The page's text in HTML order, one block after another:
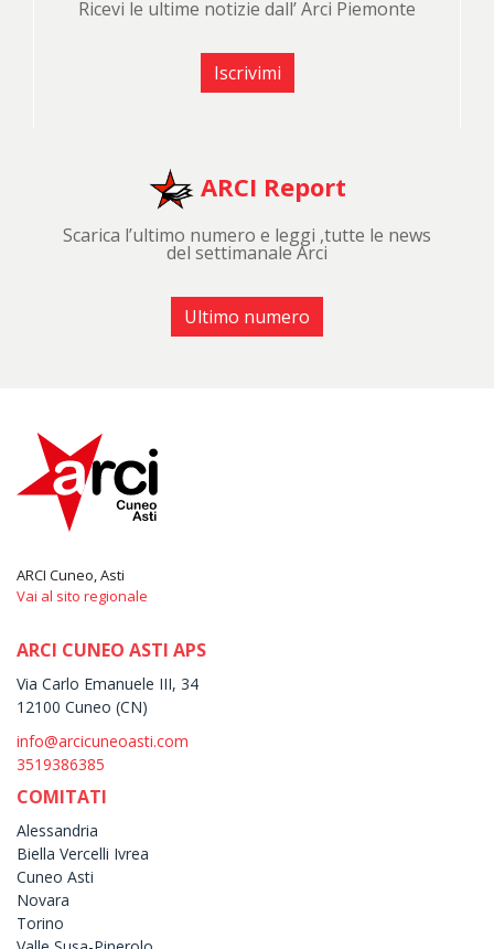
Ricevi le ultime notizie dall’ Arci Piemonte
Iscrivimi
ARCI Report
Scarica l’ultimo numero e leggi ,tutte le news
del settimanale Arci
Ultimo numero
ARCI Cuneo, Asti
Vai al sito regionale
ARCI CUNEO ASTI APS
Via Carlo Emanuele III, 34
12100 Cuneo (CN)
info@arcicuneoasti.com
3519386385
COMITATI
Alessandria
Biella Vercelli Ivrea
Cuneo Asti
Novara
Torino